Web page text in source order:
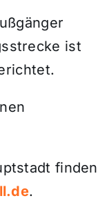
ist
finden
.